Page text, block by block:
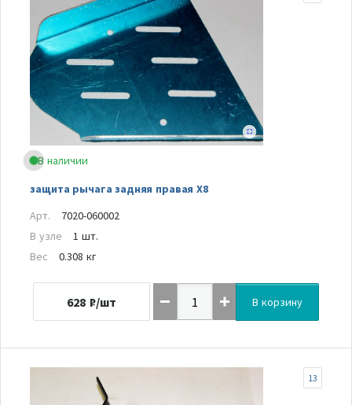
В наличии
защита рычага задняя правая Х8
Арт.
7020-060002
В узле
1 шт.
Вес
0.308 кг
628 ₽/шт В корзину
13